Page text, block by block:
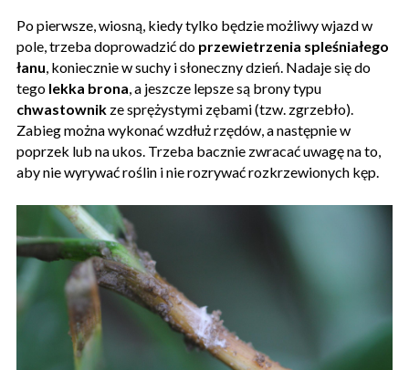
Po pierwsze, wiosną, kiedy tylko będzie możliwy wjazd w
pole, trzeba doprowadzić do przewietrzenia spleśniałego
łanu, koniecznie w suchy i słoneczny dzień. Nadaje się do
tego lekka brona, a jeszcze lepsze są brony typu
chwastownik ze sprężystymi zębami (tzw. zgrzebło).
Zabieg można wykonać wzdłuż rzędów, a następnie w
poprzek lub na ukos. Trzeba bacznie zwracać uwagę na to,
aby nie wyrywać roślin i nie rozrywać rozkrzewionych kęp.